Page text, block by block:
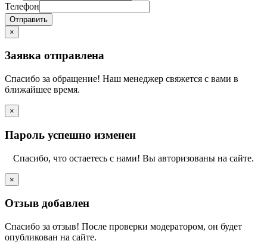
Телефон
Отправить
×
Заявка отправлена
Спасибо за обращение! Наш менеджер свяжется с вами в
ближайшее время.
×
Пароль успешно изменен
Спасибо, что остаетесь с нами! Вы авторизованы на сайте.
×
Отзыв добавлен
Спасибо за отзыв! После проверки модератором, он будет
опубликован на сайте.